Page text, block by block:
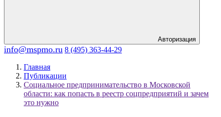
Авторизация
info@mspmo.ru 8 (495) 363-44-29
Главная
Публикации
Социальное предпринимательство в Московской
области: как попасть в реестр соцпредприятий и зачем
это нужно